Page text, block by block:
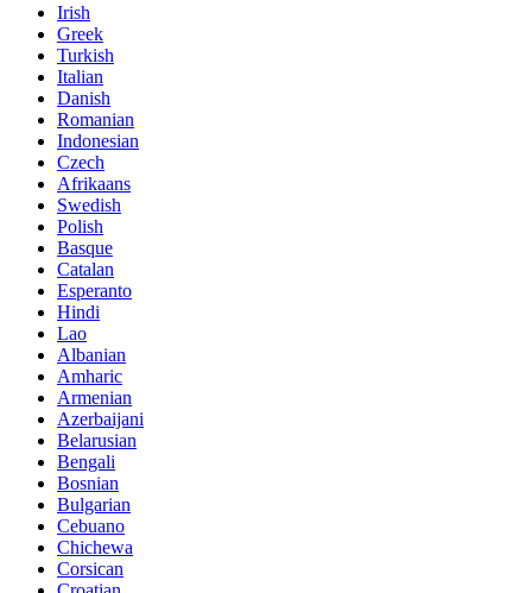
Irish
Greek
Turkish
Italian
Danish
Romanian
Indonesian
Czech
Afrikaans
Swedish
Polish
Basque
Catalan
Esperanto
Hindi
Lao
Albanian
Amharic
Armenian
Azerbaijani
Belarusian
Bengali
Bosnian
Bulgarian
Cebuano
Chichewa
Corsican